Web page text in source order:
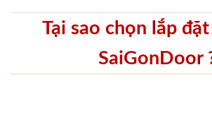
Tại sao chọn lắp
SaiGonDoor